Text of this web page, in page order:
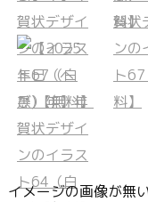
イメージの画像が無